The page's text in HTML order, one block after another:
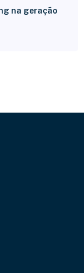
na geração